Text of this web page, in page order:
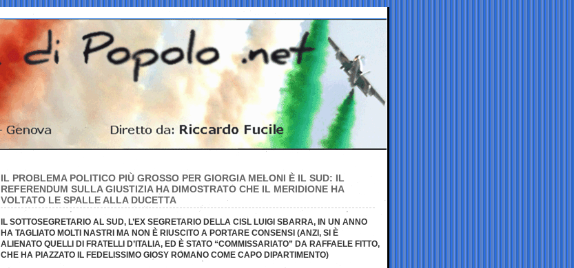
IL PROBLEMA POLITICO PIÙ GROSSO PER GIORGIA MELONI È IL SUD: IL
REFERENDUM SULLA GIUSTIZIA HA DIMOSTRATO CHE IL MERIDIONE HA
VOLTATO LE SPALLE ALLA DUCETTA
IL SOTTOSEGRETARIO AL SUD, L’EX SEGRETARIO DELLA CISL LUIGI SBARRA, IN UN ANNO
HA TAGLIATO MOLTI NASTRI MA NON È RIUSCITO A PORTARE CONSENSI (ANZI, SI È
ALIENATO QUELLI DI FRATELLI D’ITALIA, ED È STATO “COMMISSARIATO” DA RAFFAELE FITTO,
CHE HA PIAZZATO IL FEDELISSIMO GIOSY ROMANO COME CAPO DIPARTIMENTO)